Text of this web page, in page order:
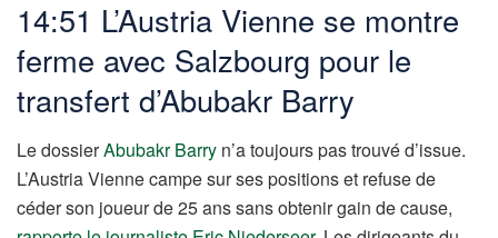
14:51 L’Austria Vienne se montre
ferme avec Salzbourg pour le
transfert d’Abubakr Barry
Le dossierAbubakr Barry n’a toujours pas trouvé d’issue.
L’Austria Vienne campe sur ses positions et refuse de
céder son joueur de 25 ans sans obtenir gain de cause,